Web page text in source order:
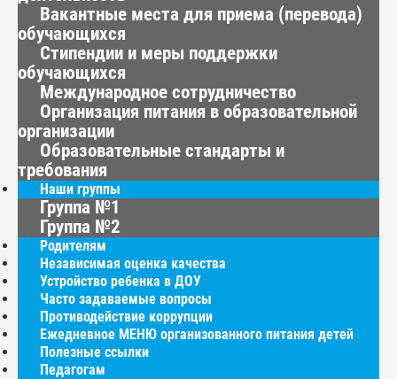
Вакантные места для приема (перевода)
обучающихся
Стипендии и меры поддержки
обучающихся
Международное сотрудничество
Организация питания в образовательной
организации
Образовательные стандарты и
требования
Наши группы
Группа №1
Группа №2
Родителям
Независимая оценка качества
Устройство ребенка в ДОУ
Часто задаваемые вопросы
Противодействие коррупции
Ежедневное МЕНЮ организованного питания детей
Полезные ссылки
Педагогам